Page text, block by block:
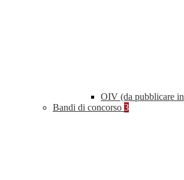
OIV (da pubblicare
Bandi di concorso 3